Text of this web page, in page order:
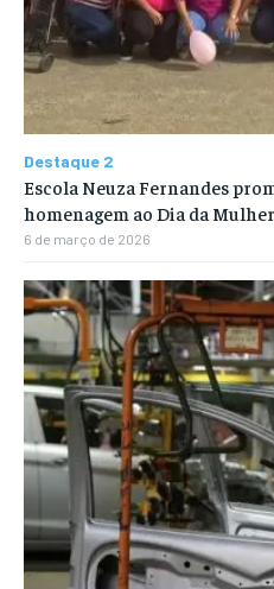
Destaque 2
Escola Neuza Fernandes
homenagem ao Dia da Mulher
6 de março de 2026